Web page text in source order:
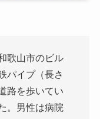
歌山市のビル
パイプ（長さ
路を歩いてい
。男性は病院